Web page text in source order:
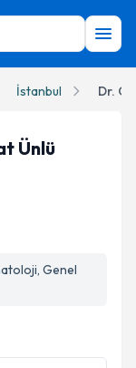
İstanbul Dr.
Ünlü
Genel